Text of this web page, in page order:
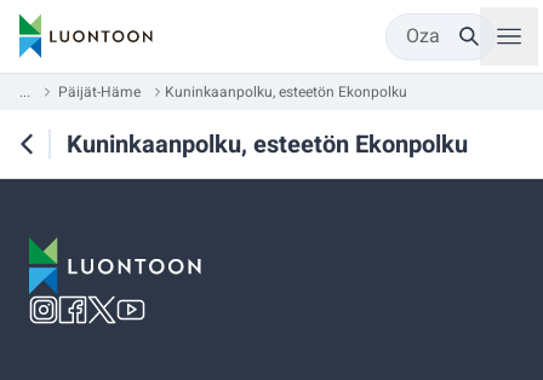
Oza
... Päijät-Häme Kuninkaanpolku, esteetön Ekonpolku
Kuninkaanpolku, esteetön Ekonpolku